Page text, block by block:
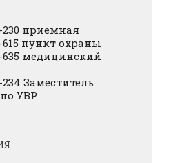
230 приемная
615 пункт охраны
635 медицинский
234 Заместитель
УВР